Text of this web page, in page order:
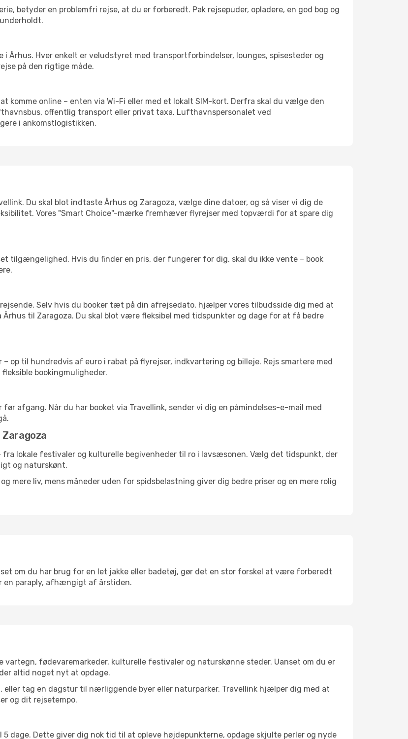
betyder en problemfri rejse, at du er forberedt. Pak rejsepuder, opladere, en god bog og
Århus. Hver enkelt er veludstyret med transportforbindelser, lounges, spisesteder og
på den rigtige måde.
komme online – enten via Wi-Fi eller med et lokalt SIM-kort. Derfra skal du vælge den
offentlig transport eller privat taxa. Lufthavnspersonalet ved
i ankomstlogistikken.
Du skal blot indtaste Århus og Zaragoza, vælge dine datoer, og så viser vi dig de
Vores "Smart Choice"-mærke fremhæver flyrejser med topværdi for at spare dig
tilgængelighed. Hvis du finder en pris, der fungerer for dig, skal du ikke vente – book
Selv hvis du booker tæt på din afrejsedato, hjælper vores tilbudsside dig med at
til Zaragoza. Du skal blot være fleksibel med tidspunkter og dage for at få bedre
– op til hundredvis af euro i rabat på flyrejser, indkvartering og billeje. Rejs smartere med
bookingmuligheder.
afgang. Når du har booket via Travellink, sender vi dig en påmindelses-e-mail med
lokale festivaler og kulturelle begivenheder til ro i lavsæsonen. Vælg det tidspunkt, der
og naturskønt.
mere liv, mens måneder uden for spidsbelastning giver dig bedre priser og en mere rolig
om du har brug for en let jakke eller badetøj, gør det en stor forskel at være forberedt
en paraply, afhængigt af årstiden.
fødevaremarkeder, kulturelle festivaler og naturskønne steder. Uanset om du er
altid noget nyt at opdage.
eller tag en dagstur til nærliggende byer eller naturparker. Travellink hjælper dig med at
og dit rejsetempo.
dage. Dette giver dig nok tid til at opleve højdepunkterne, opdage skjulte perler og nyde